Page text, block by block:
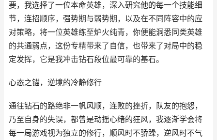
要，我选择了一位本命英雄，深入研究他的每一个技能细
节，连招顺序，强势期与弱势期，以及在不同阵容中的应
对策略，将一位英雄练至炉火纯青，你便能洞悉同类英雄
的共通弱点，这份专精带来了自信，也带来了对局中的稳
定发挥，它是我冲击钻石段位最可靠的基石。
心态之锚，逆境的冷静修行
通往钻石的路绝非一帆风顺，连败的挫折，队友的抱怨，
乃至自身的失误，都曾是动摇心绪的狂风，我逐渐学会将
每一局游戏视为独立的修行，顺风时不骄躁，逆风时不气